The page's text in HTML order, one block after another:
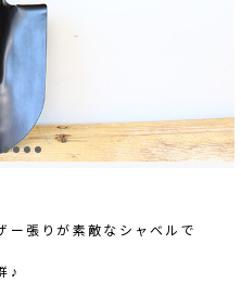
ー張りが素敵なシャベルで
♪